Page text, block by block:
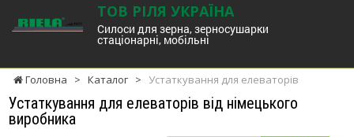
ТОВ РІЛЯ УКРАЇНА
Cилоси для зерна, зерносушарки
стаціонарні, мобільні
Головна > Каталог > Устаткування для елеваторів
Устаткування для елеваторів від німецького
виробника